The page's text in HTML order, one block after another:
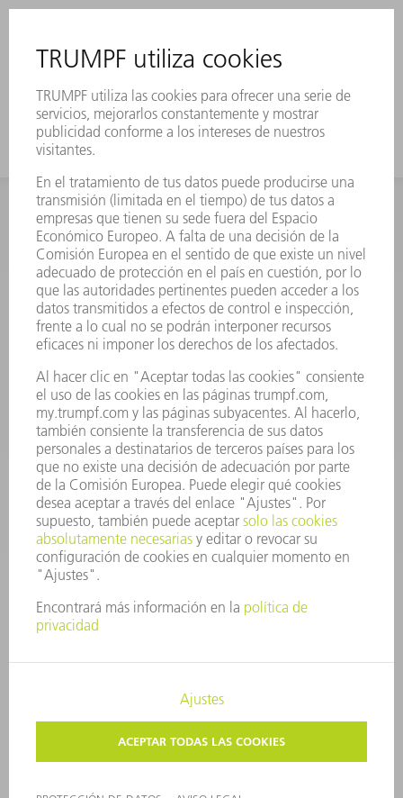
INFORMACIÓN
Preguntas más frecuentes
Condiciones generales de venta
CONTACTO
Departamento de Repuestos
+34 91 657 36 70
Viernes de 8h – 17h
repuestos@es.trumpf.com
CONTACTO
Departamento de Utillaje
+34 91 657 36 69
Lunes a Jueves de 8h – 18h
Viernes de 8h – 17h
utillaje@trumpf.com
AVISO LEGAL
PROTECCIÓN DE DATOS
COPYRIGHT Y MARCA REGISTRADA
CONDICIONES DE USO